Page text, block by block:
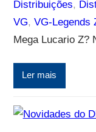
Distribuições,
VG, VG-Legends
Mega Lucario Z?
Ler mais